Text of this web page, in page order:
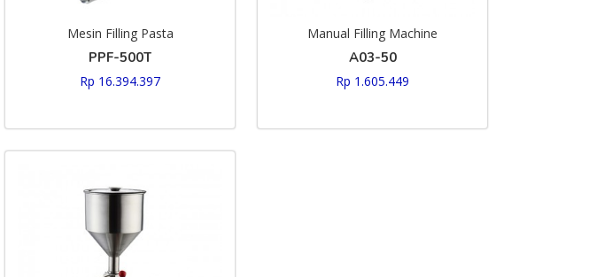
Mesin Filling Pasta
PPF-500T
Rp 16.394.397
Manual Filling Machine
A03-50
Rp 1.605.449